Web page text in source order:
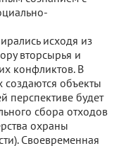
исходя из
вторсырья и
конфликтов. В
объекты
перспективе будет
сбора отходов
охраны
Своевременная